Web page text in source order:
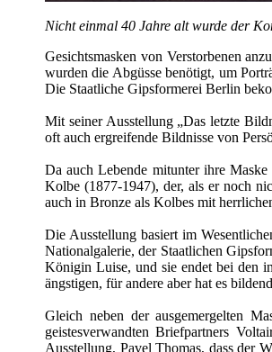
Nicht einmal 40 Jahre alt wurde der
Gesichtsmasken von Verstorbenen
wurden die Abgüsse benötigt, um
Die Staatliche Gipsformerei Berlin
Mit seiner Ausstellung „Das letzte
oft auch ergreifende Bildnisse von
Da auch Lebende mitunter ihre
Kolbe (1877-1947), der, als er noch
auch in Bronze als Kolbes mit
Die Ausstellung basiert im
Nationalgalerie, der Staatlichen
Königin Luise, und sie endet bei den
ängstigen, für andere aber hat es
Gleich neben der ausgemergelten
geistesverwandten Briefpartners
Ausstellung, Pavel Thomas, dass der